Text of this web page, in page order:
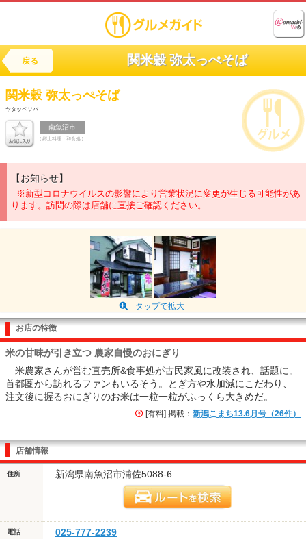
戻る 関米穀 弥太っぺそば
関米穀 弥太っぺそば
ヤタッペソバ
南魚沼市
[ 郷土料理・和食処 ]
【お知らせ】
※新型コロナウイルスの影響により営業状況に変更が生じる可能性があ
ります。訪問の際は店舗に直接ご確認ください。
タップで拡大
お店の特徴
米の甘味が引き立つ 農家自慢のおにぎり
米農家さんが営む直売所&食事処が古民家風に改装され、話題に。
首都圏から訪れるファンもいるそう。とぎ方や水加減にこだわり、
注文後に握るおにぎりのお米は一粒一粒がふっくら大きめだ。
[有料] 掲載： 新潟こまち13.6月号（26件）
店舗情報
住所 新潟県南魚沼市浦佐5088-6
電話 025-777-2239